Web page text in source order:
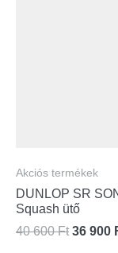
Akciós termékek
DUNLOP SR
Squash ütő
40 600Ft 36 900